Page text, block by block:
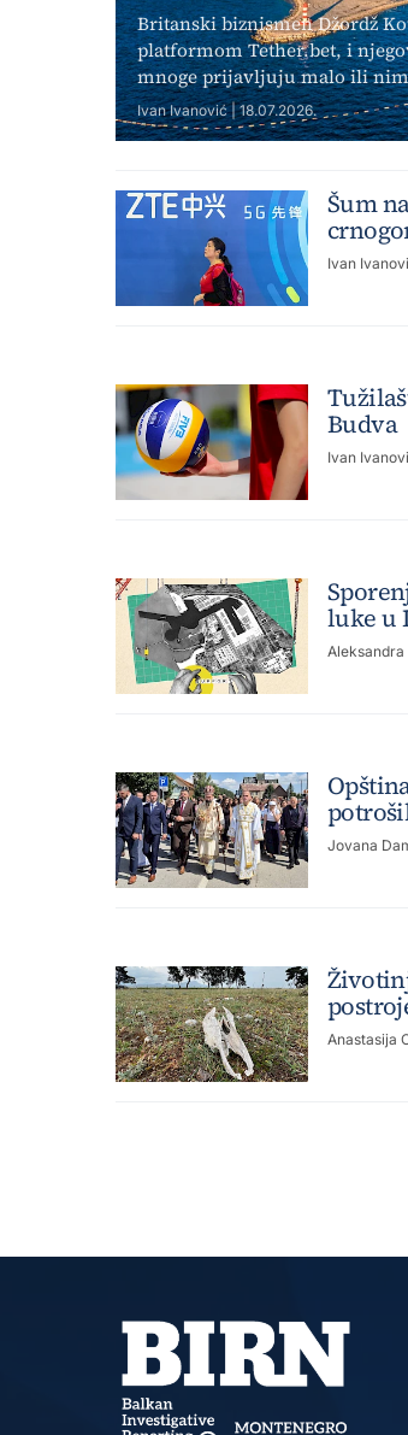
Britanski biznismen Džordž
platformom Tether.bet, i
mnoge prijavljuju malo ili
Ivan Ivanović | 18.07.2026.
Šum
Ivan
Budva
Ivan
luke u
Aleksandra
Jovana
Anastasija